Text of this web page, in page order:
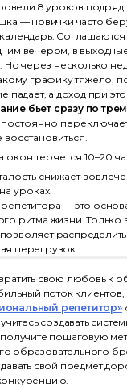
8 уроков подряд.
— новички часто
Соглашаются
вечером, в
Но через несколько
графику тяжело,
падает, а доход при
бьет сразу по
восстановиться.
окон теряется 10–20
снижает
уроках.
— это
ритма жизни. Только
распределить
перегрузок.
свою любовь к
поток
репетитор»
создавать
получите пошаговую
образовательного
свой предмет